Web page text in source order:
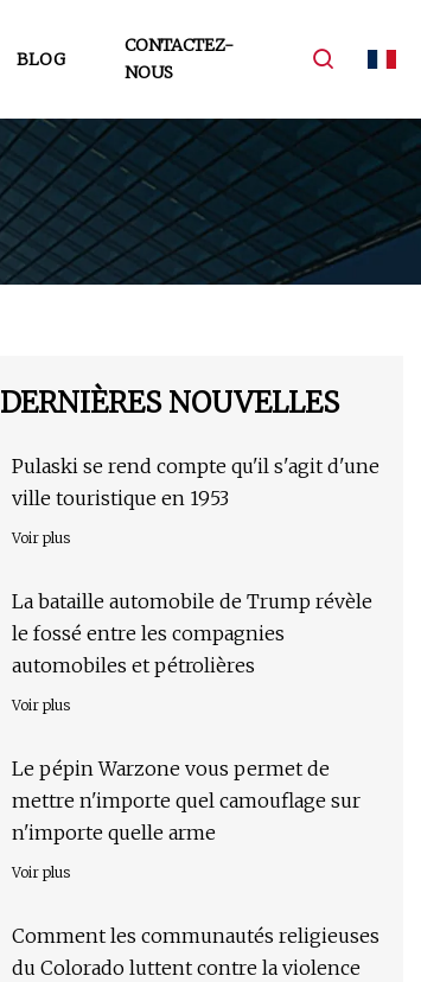
BLOG
CONTACTEZ-
NOUS
DERNIÈRES NOUVELLES
Pulaski se rend compte qu'il s'agit d'une
ville touristique en 1953
Voir plus
La bataille automobile de Trump révèle
le fossé entre les compagnies
automobiles et pétrolières
Voir plus
Le pépin Warzone vous permet de
mettre n'importe quel camouflage sur
n'importe quelle arme
Voir plus
Comment les communautés religieuses
du Colorado luttent contre la violence